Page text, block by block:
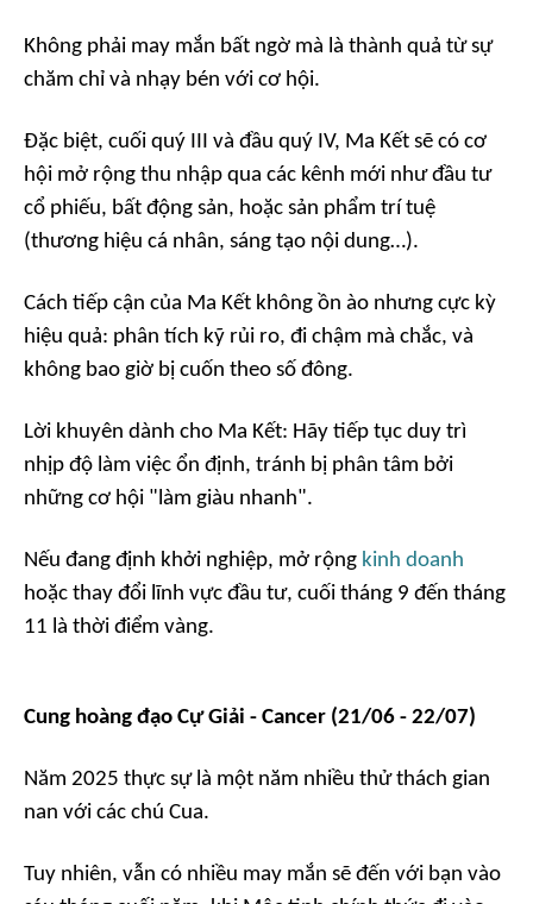
Không phải may mắn bất ngờ mà là thành quả từ sự
chăm chỉ và nhạy bén với cơ hội.
Đặc biệt, cuối quý III và đầu quý IV, Ma Kết sẽ có cơ
hội mở rộng thu nhập qua các kênh mới như đầu tư
cổ phiếu, bất động sản, hoặc sản phẩm trí tuệ
(thương hiệu cá nhân, sáng tạo nội dung…).
Cách tiếp cận của Ma Kết không ồn ào nhưng cực kỳ
hiệu quả: phân tích kỹ rủi ro, đi chậm mà chắc, và
không bao giờ bị cuốn theo số đông.
Lời khuyên dành cho Ma Kết: Hãy tiếp tục duy trì
nhịp độ làm việc ổn định, tránh bị phân tâm bởi
những cơ hội "làm giàu nhanh".
Nếu đang định khởi nghiệp, mở rộng kinh doanh
hoặc thay đổi lĩnh vực đầu tư, cuối tháng 9 đến tháng
11 là thời điểm vàng.
Cung hoàng đạo Cự Giải - Cancer (21/06 - 22/07)
Năm 2025 thực sự là một năm nhiều thử thách gian
nan với các chú Cua.
Tuy nhiên, vẫn có nhiều may mắn sẽ đến với bạn vào